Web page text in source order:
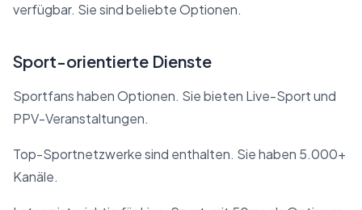
verfügbar. Sie sind beliebte Optionen.
Sport-orientierte Dienste
Sportfans haben Optionen. Sie bieten Live-Sport und
PPV-Veranstaltungen.
Top-Sportnetzwerke sind enthalten. Sie haben 5.000+
Kanäle.